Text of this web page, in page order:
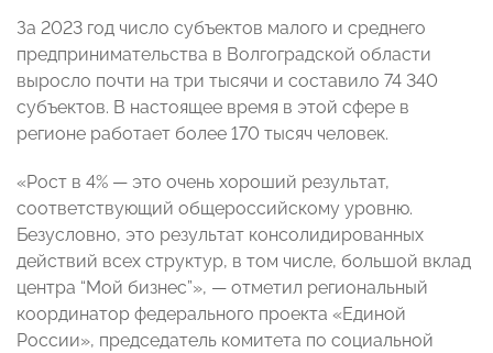
За 2023 год число субъектов малого и среднего
предпринимательства в Волгоградской области
выросло почти на три тысячи и составило 74 340
субъектов. В настоящее время в этой сфере в
регионе работает более 170 тысяч человек.
«Рост в 4% — это очень хороший результат,
соответствующий общероссийскому уровню.
Безусловно, это результат консолидированных
действий всех структур, в том числе, большой вклад
центра “Мой бизнес”», — отметил региональный
координатор федерального проекта «Единой
России», председатель комитета по социальной